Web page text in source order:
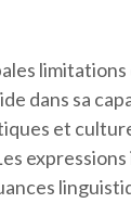
dans sa
et